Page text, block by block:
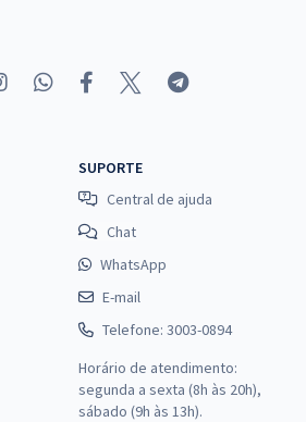
SUPORTE
Central de ajuda
Chat
WhatsApp
E-mail
Telefone: 3003-0894
Horário de atendimento:
segunda a sexta (8h às 20h),
sábado (9h às 13h).